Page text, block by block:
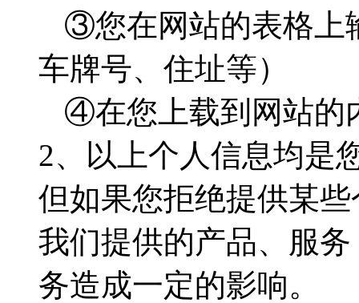
③您在网站的表格上
车牌号、住址等）
④在您上载到网站的
2、以上个人信息均是
但如果您拒绝提供某
我们提供的产品、服
务造成一定的影响。